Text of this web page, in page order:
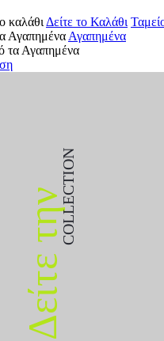
καλάθι Δείτε το Καλάθι
Αγαπημένα Αγαπημένα
τα Αγαπημένα
Δείτε τηνCOLLECTION